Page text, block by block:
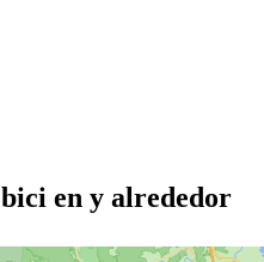
en y alrededor